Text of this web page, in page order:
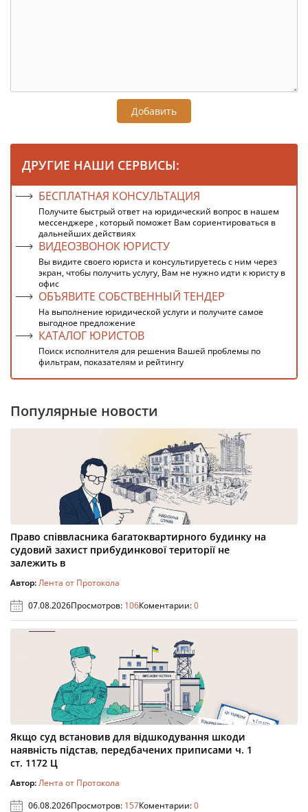
Добавить
ДРУГИЕ НАШИ СЕРВИСЫ:
БЕСПЛАТНАЯ КОНСУЛЬТАЦИЯ
Получите быстрый ответ на юридический вопрос в нашем
мессенджере , который поможет Вам сориентироваться в
дальнейших действиях
ВИДЕОЗВОНОК ЮРИСТУ
Вы видите своего юриста и консультируетесь с ним через
экран, чтобы получить услугу, Вам не нужно идти к юристу в
офис
ОБЪЯВИТЕ СОБСТВЕННЫЙ ТЕНДЕР
На выполнение юридической услуги и получите самое
выгодное предложение
КАТАЛОГ ЮРИСТОВ
Поиск исполнителя для решения Вашей проблемы по
фильтрам, показателям и рейтингу
Популярные новости
Право співвласника багатоквартирного будинку на
судовий захист прибудинкової території не
залежить в
Автор:Лента от Протокола
07.08.2026Просмотров: 106Коментарии:0
Якщо суд встановив для відшкодування шкоди
наявність підстав, передбачених приписами ч. 1
ст. 1172 Ц
Автор:Лента от Протокола
06.08.2026Просмотров: 157Коментарии:0